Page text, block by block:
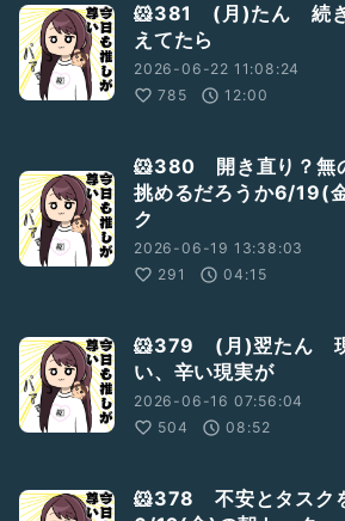
🐹381 (月)たん 続き
えてたら
2026-06-22 11:08:24
785
12:00
🐹380 開き直り？無
挑めるだろうか6/19(
ク
2026-06-19 13:38:03
291
04:15
🐹379 (月)翌たん
い、辛い現実が
2026-06-16 07:56:04
504
08:52
🐹378 不安とタスク